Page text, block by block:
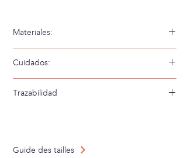
Materiales:
Cuidados:
Trazabilidad
Guide des tailles